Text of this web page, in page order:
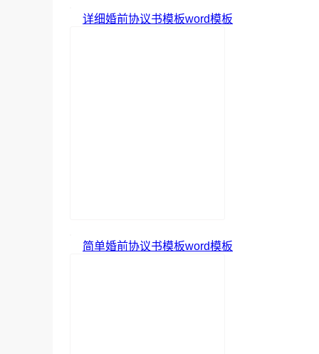
详细婚前协议书模板word模板
简单婚前协议书模板word模板